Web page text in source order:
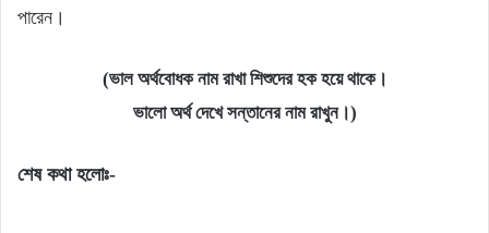
পারেন।
(ভাল অর্থবোধক নাম রাখা শিশুদের হক হয়ে থাকে।
ভালো অর্থ দেখে সন্তানের নাম রাখুন।)
শেষ কথা হলোঃ-